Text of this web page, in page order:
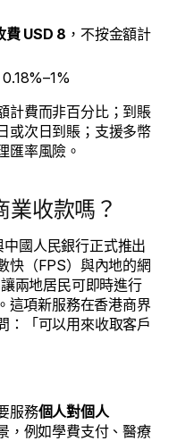
USD 8 ，不按金額計
計費而非百分比；到賬
或次日到賬；支援多幣
匯率風險。
業收款嗎？
國人民銀行正式推出
快（FPS）與內地的網
兩地居民可即時進行
。這項新服務在香港商界
：「可以用來收取客戶
服務個人對個人
，例如學費支付、醫療